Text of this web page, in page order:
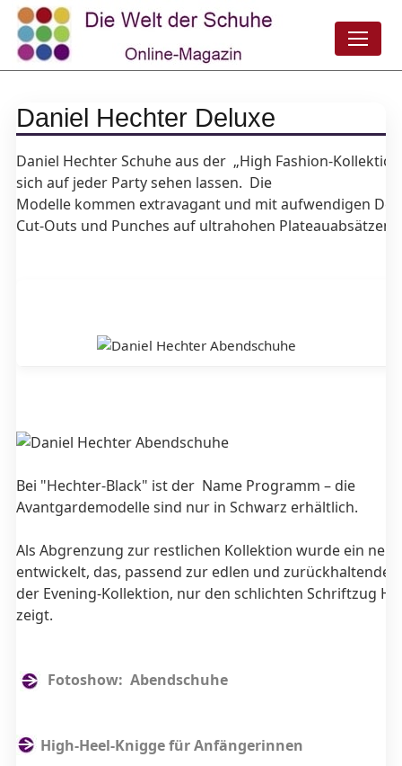
Daniel Hechter Deluxe
Daniel Hechter Schuhe aus der „High Fashion-
sich auf jeder Party sehen lassen. Die
Modelle kommen extravagant und mit aufwendigen
Cut-Outs und Punches auf ultrahohen Plateauabsätzen
Bei "Hechter-Black" ist der Name Programm – die
Avantgardemodelle sind nur in Schwarz erhältlich.
Als Abgrenzung zur restlichen Kollektion wurde ein
entwickelt, das, passend zur edlen und zurückhaltenden
der Evening-Kollektion, nur den schlichten Schriftzug
zeigt.
Fotoshow: Abendschuhe
High-Heel-Knigge für Anfängerinnen